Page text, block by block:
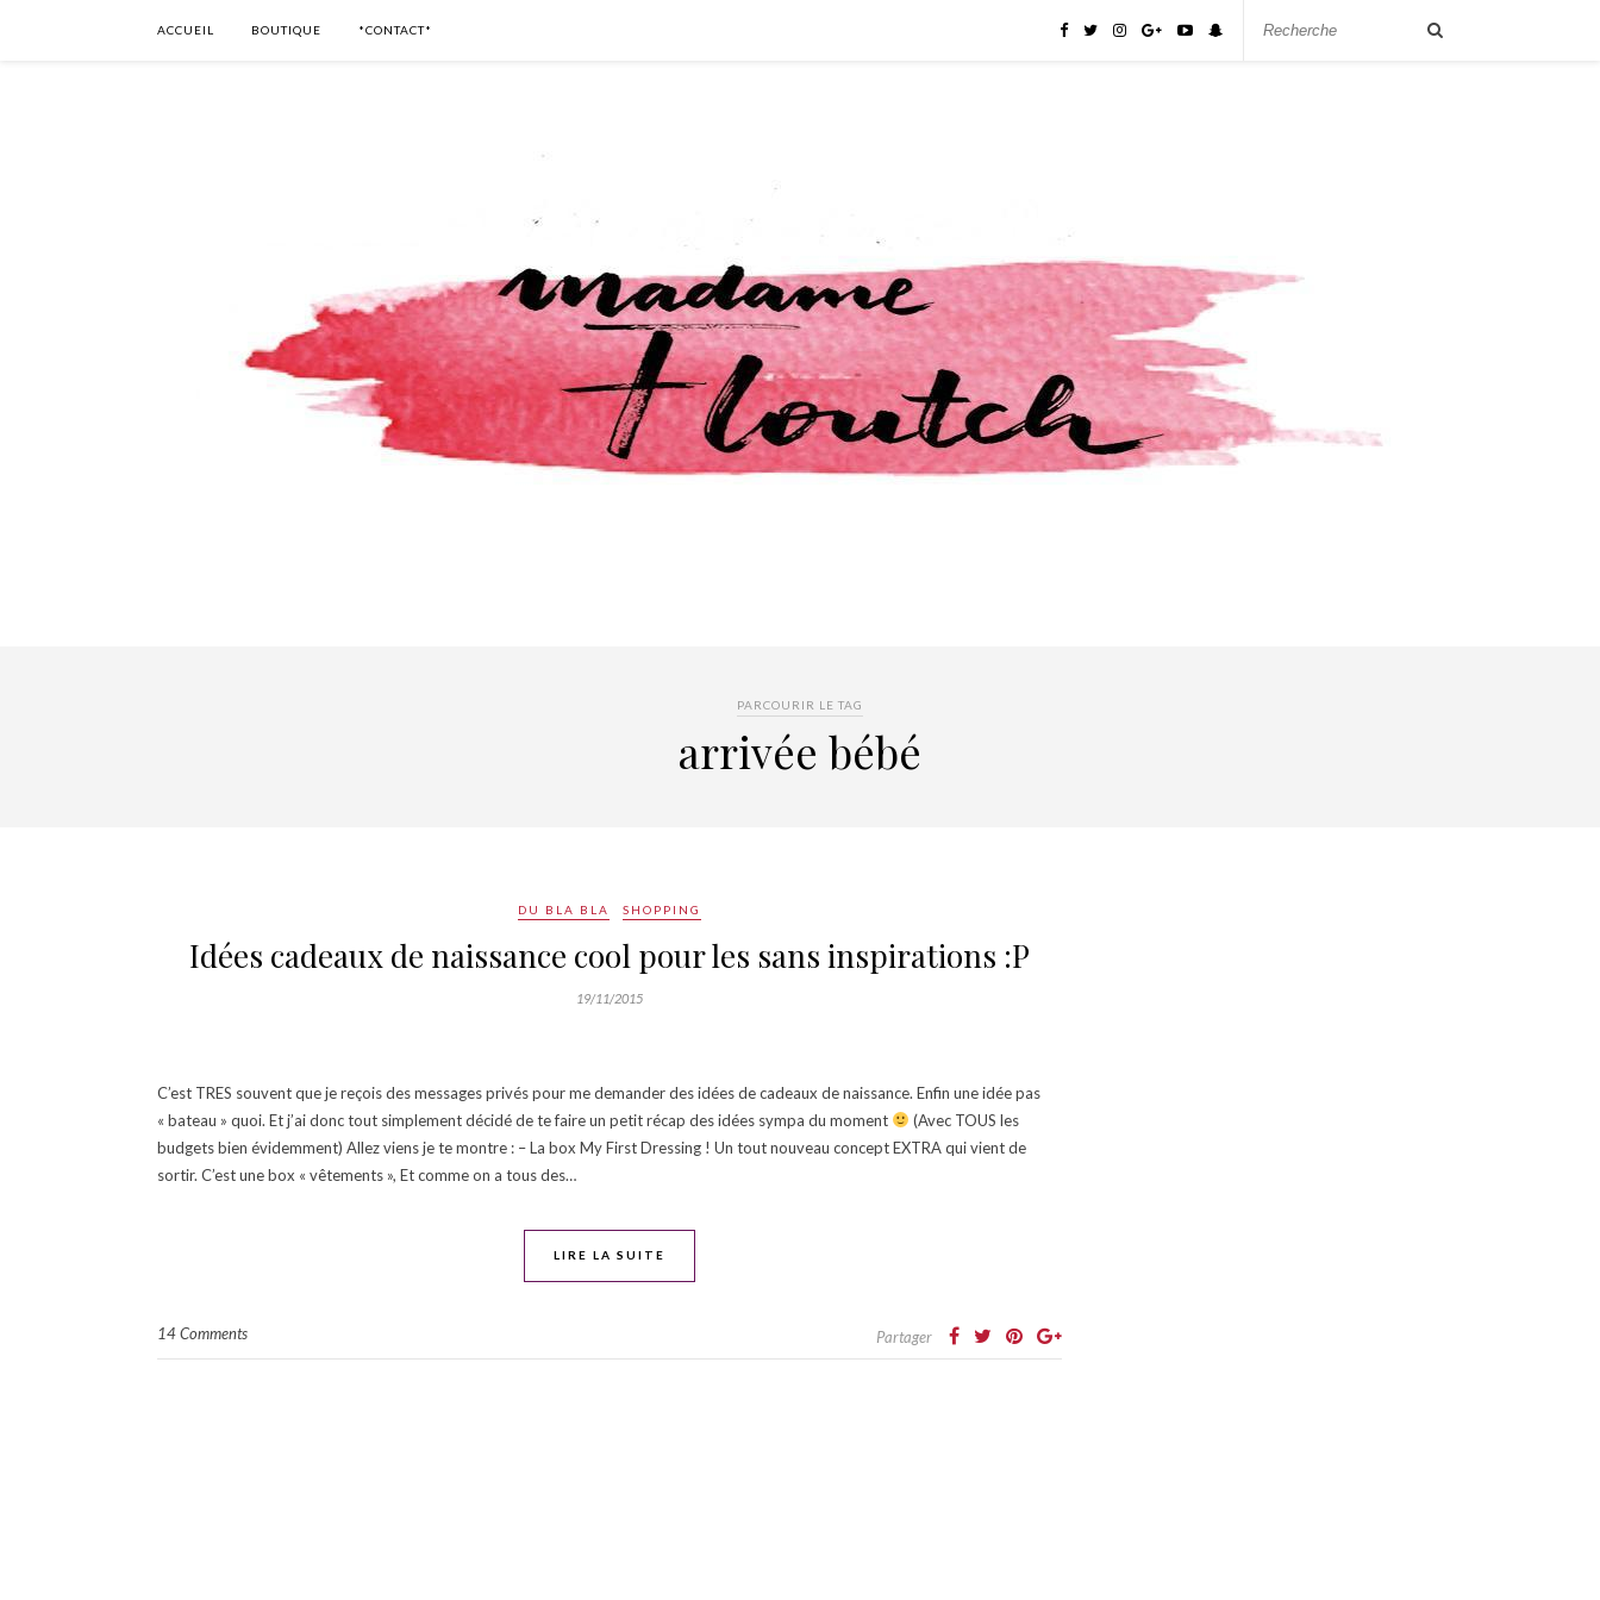
ACCUEIL BOUTIQUE *CONTACT*
PARCOURIR LE TAG
arrivée bébé
DU BLA BLA SHOPPING
Idées cadeaux de naissance cool pour les sans inspirations :P
19/11/2015
C’est TRES souvent que je reçois des messages privés pour me demander des idées de cadeaux de naissance. Enfin une idée pas
« bateau » quoi. Et j’ai donc tout simplement décidé de te faire un petit récap des idées sympa du moment
(Avec TOUS les
budgets bien évidemment) Allez viens je te montre : – La box My First Dressing ! Un tout nouveau concept EXTRA qui vient de
sortir. C’est une box « vêtements », Et comme on a tous des…
LIRE LA SUITE
14 Comments Partager